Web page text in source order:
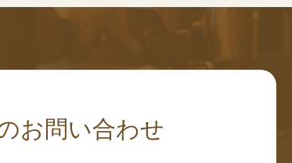
お問い合わせ